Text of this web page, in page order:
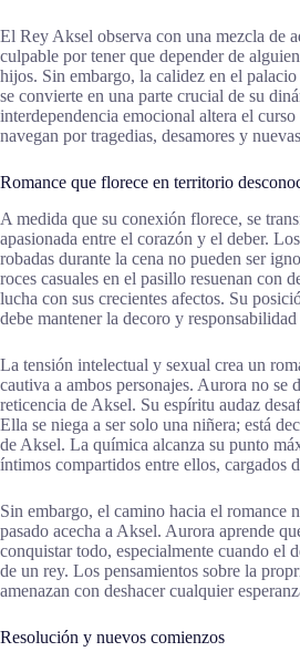
El Rey Aksel observa con una mezcla de
culpable por tener que depender de
hijos. Sin embargo, la calidez en el
se convierte en una parte crucial de su
interdependencia emocional altera el curso
navegan por tragedias, desamores y
Romance que florece en territorio
A medida que su conexión florece, se
apasionada entre el corazón y el deber.
robadas durante la cena no pueden ser
roces casuales en el pasillo resuenan con
lucha con sus crecientes afectos. Su
debe mantener la decoro y responsabilidad
La tensión intelectual y sexual crea un
cautiva a ambos personajes. Aurora no se
reticencia de Aksel. Su espíritu audaz
Ella se niega a ser solo una niñera; está
de Aksel. La química alcanza su punto
íntimos compartidos entre ellos, cargados
Sin embargo, el camino hacia el romance
pasado acecha a Aksel. Aurora aprende
conquistar todo, especialmente cuando el
de un rey. Los pensamientos sobre la
amenazan con deshacer cualquier
Resolución y nuevos comienzos